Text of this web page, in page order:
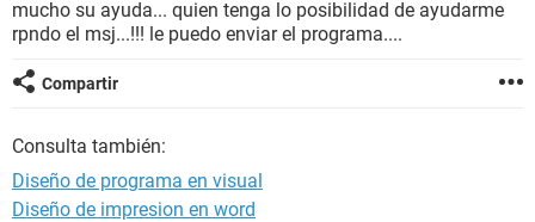
mucho su ayuda... quien tenga lo posibilidad de ayudarme
rpndo el msj...!!! le puedo enviar el programa....
Compartir
Consulta también:
Diseño de programa en visual
Diseño de impresion en word